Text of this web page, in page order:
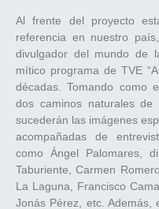
Al frente del proyecto
referencia en nuestro
divulgador del mundo de
mítico programa de TVE
décadas. Tomando como
dos caminos naturales
sucederán las imágenes
acompañadas de
como Ángel Palomares,
Taburiente, Carmen
La Laguna, Francisco
Jonás Pérez, etc. Además,